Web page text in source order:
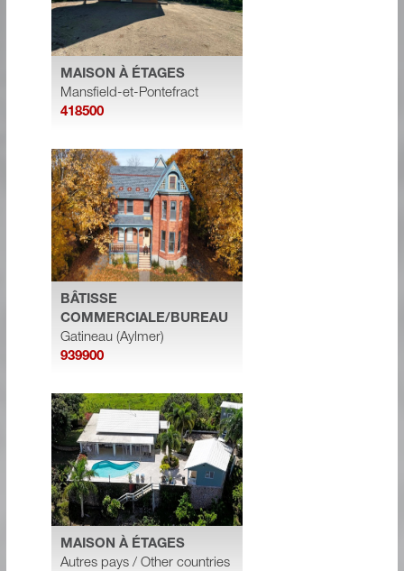
MAISON À ÉTAGES
Mansfield-et-Pontefract
418500
BÂTISSE
COMMERCIALE/BUREAU
Gatineau (Aylmer)
939900
MAISON À ÉTAGES
Autres pays / Other countries